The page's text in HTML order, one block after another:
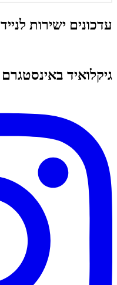
עדכונים ישירות לנייד
גיקלואיד באינסטגרם